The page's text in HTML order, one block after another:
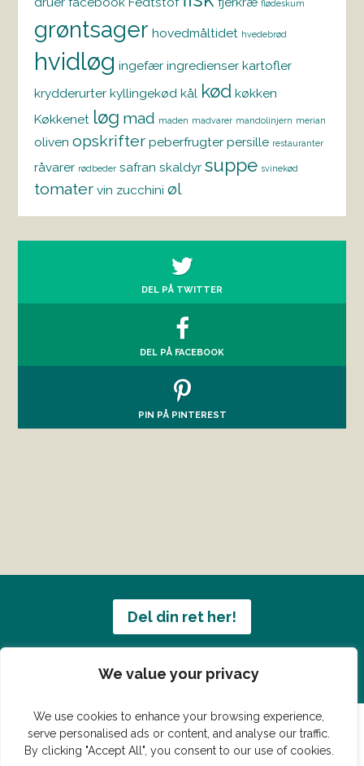
We value your privacy
We use cookies to enhance your browsing experience,
serve personalised ads or content, and analyse our traffic.
By clicking "Accept All", you consent to our use of cookies.
flødeskum
grøntsager hovedmåltidet hvedebrød
hvidløg ingefær ingredienser kartofler
krydderurter kyllingekød kål kød køkken
Køkkenet løg mad maden madvarer mandolinjern merian
oliven opskrifter peberfrugter persille restauranter
råvarer rødbeder safran skaldyr suppe svinekød
tomater vin zucchini øl
DEL PÅ TWITTER
DEL PÅ FACEBOOK
PIN PÅ PINTEREST
Del din ret her!
Har du en konge ret du vil dele?
© Vildmedmad.dk 2019. God og nem mad!